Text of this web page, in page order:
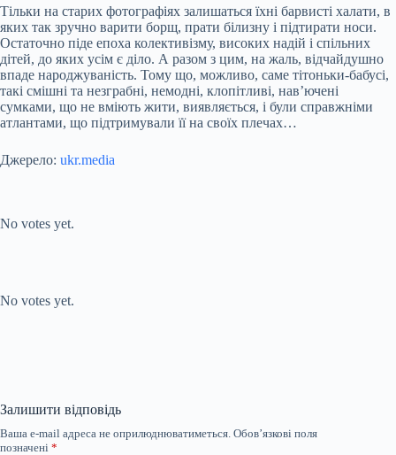
Тільки на старих фотографіях залишаться їхні барвисті халати, в
яких так зручно варити борщ, прати білизну і підтирати носи.
Остаточно піде епоха колективізму, високих надій і спільних
дітей, до яких усім є діло. А разом з цим, на жаль, відчайдушно
впаде народжуваність. Тому що, можливо, саме тітоньки-бабусі,
такі смішні та незграбні, немодні, клопітливі, нав’ючені
сумками, що не вміють жити, виявляється, і були справжніми
атлантами, що підтримували її на своїх плечах…
Джерело: ukr.media
No votes yet.
No votes yet.
Залишити відповідь
Ваша e-mail адреса не оприлюднюватиметься. Обов’язкові поля
позначені *